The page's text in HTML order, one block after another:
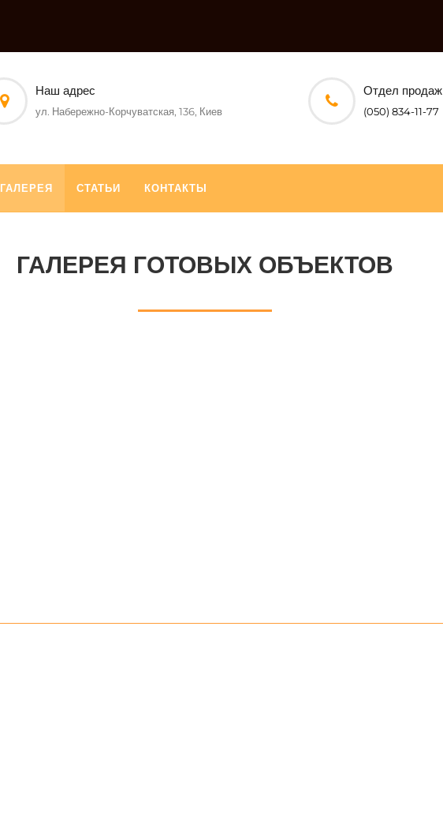
Наш адрес
ул. Набережно-Корчуватская, 136, Киев
Отдел продаж
(050) 834-11-77
ГАЛЕРЕЯ СТАТЬИ КОНТАКТЫ
ГАЛЕРЕЯ ГОТОВЫХ ОБЪЕКТОВ